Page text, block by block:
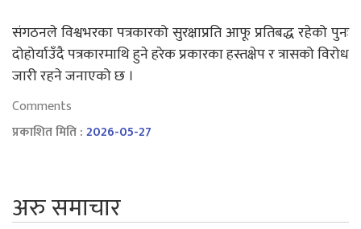
संगठनले विश्वभरका पत्रकारको सुरक्षाप्रति आफू प्रतिबद्ध रहेको पुनः
दोहोर्याउँदै पत्रकारमाथि हुने हरेक प्रकारका हस्तक्षेप र त्रासको विरोध
जारी रहने जनाएको छ ।
Comments
प्रकाशित मिति :2026-05-27
अरु समाचार